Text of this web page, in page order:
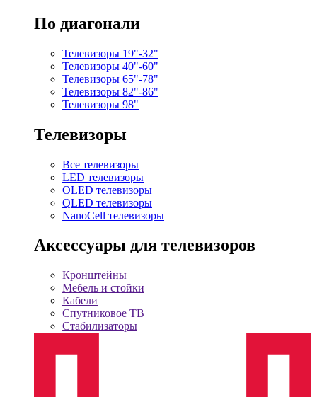
По диагонали
Телевизоры 19"-32"
Телевизоры 40"-60"
Телевизоры 65"-78"
Телевизоры 82"-86"
Телевизоры 98"
Телевизоры
Все телевизоры
LED телевизоры
OLED телевизоры
QLED телевизоры
NanoCell телевизоры
Аксессуары для телевизоров
Кронштейны
Мебель и стойки
Кабели
Спутниковое ТВ
Стабилизаторы